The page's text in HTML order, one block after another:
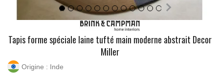
Tapis forme spéciale laine tufté main moderne abstrait Decor
Miller
Origine : Inde